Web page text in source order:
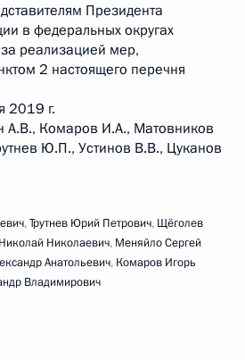
Президента
в федеральных округах
за реализацией мер,
2 настоящего перечня
2019 г.
А.В., Комаров И.А., Матовников
Ю.П., Устинов В.В., Цуканов
,Трутнев Юрий Петрович, Щёголев
Николаевич, Меняйло Сергей
Анатольевич, Комаров Игорь
Владимирович